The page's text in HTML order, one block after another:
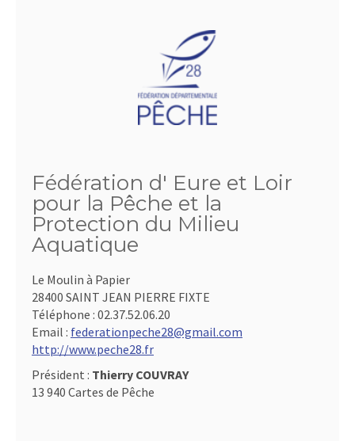
Fédération d' Eure et Loir
pour la Pêche et la
Protection du Milieu
Aquatique
Le Moulin à Papier
28400 SAINT JEAN PIERRE FIXTE
Téléphone : 02.37.52.06.20
Email : federationpeche28@gmail.com
http://www.peche28.fr
Président : Thierry COUVRAY
13 940 Cartes de Pêche